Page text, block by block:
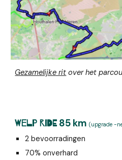
Gezamelijke rit over het
Welp Ride 85 km (upgrade-
2 bevoorradingen
70% onverhard